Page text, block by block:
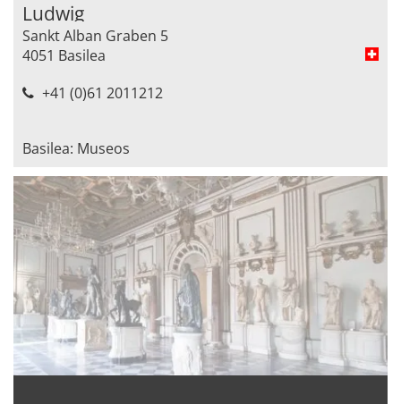
Ludwig
Sankt Alban Graben 5
4051 Basilea
+41 (0)61 2011212
Basilea: Museos